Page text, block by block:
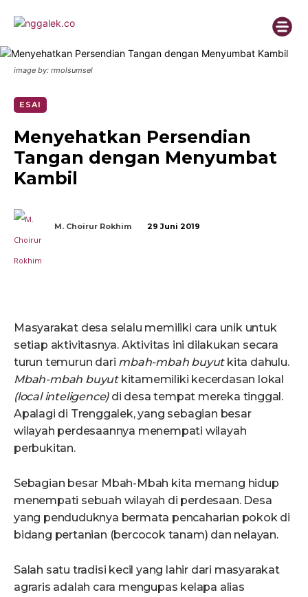
image by: rmolsumsel
ESAI
Menyehatkan Persendian
Tangan dengan Menyumbat
Kambil
M. Choirur Rokhim 29 Juni 2019
Masyarakat desa selalu memiliki cara unik untuk
setiap aktivitasnya. Aktivitas ini dilakukan secara
turun temurun dari mbah-mbah buyutkita dahulu.
Mbah-mbah buyut kitamemiliki kecerdasan lokal
(local inteligence)di desa tempat mereka tinggal.
Apalagi di Trenggalek, yang sebagian besar
wilayah perdesaannya menempati wilayah
perbukitan.
Sebagian besar Mbah-Mbah kita memang hidup
menempati sebuah wilayah di perdesaan. Desa
yang penduduknya bermata pencaharian pokok di
bidang pertanian (bercocok tanam) dan nelayan.
Salah satu tradisi kecil yang lahir dari masyarakat
agraris adalah cara mengupas kelapa alias